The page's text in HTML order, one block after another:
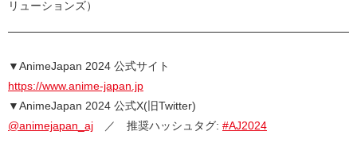
リューションズ）
▼AnimeJapan 2024 公式サイト
https://www.anime-japan.jp
▼AnimeJapan 2024 公式X(旧Twitter)
@animejapan_aj ／ 推奨ハッシュタグ: #AJ2024